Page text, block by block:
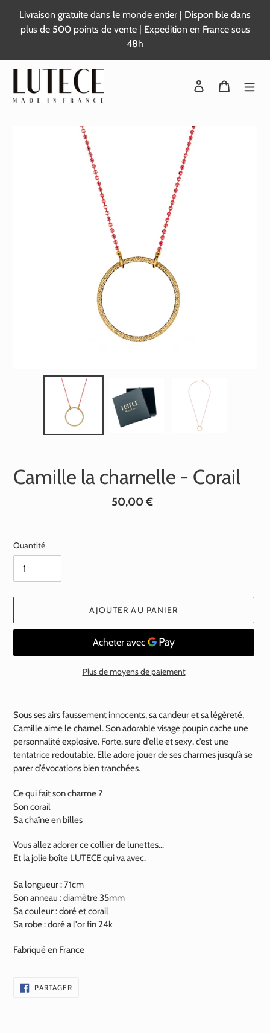
contenu
Livraison gratuite dans le monde entier | Disponible dans
plus de 500 points de vente | Expedition en France sous
48h
Se connecter
Panier
Camille la charnelle - Corail
Prix
50,00 €
Quantité
AJOUTER AU PANIER
Plus de moyens de paiement
d'un
produit
votre
Sous ses airs faussement innocents, sa candeur et sa légèreté,
Camille aime le charnel. Son adorable visage poupin cache une
personnalité explosive. Forte, sure d’elle et sexy, c’est une
tentatrice redoutable. Elle adore jouer de ses charmes jusqu’à se
parer d’évocations bien tranchées.
Ce qui fait son charme ?
Son corail
Sa chaîne en billes
Vous allez adorer ce collier de lunettes...
Et la jolie boîte LUTECE qui va avec.
Sa longueur : 71cm
Son anneau : diamètre 35mm
Sa couleur : doré et corail
Sa robe : doré a l'or fin 24k
Fabriqué en France
PARTAGERPARTAGER
SUR